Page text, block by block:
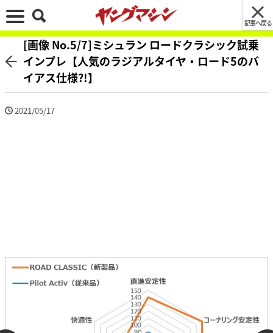
記事へ戻る
[画像 No.5/7]ミシュラン ロードクラシック試乗
インプレ【人気のラジアルタイヤ・ロード5のバ
イアス仕様?!】
2021/05/17